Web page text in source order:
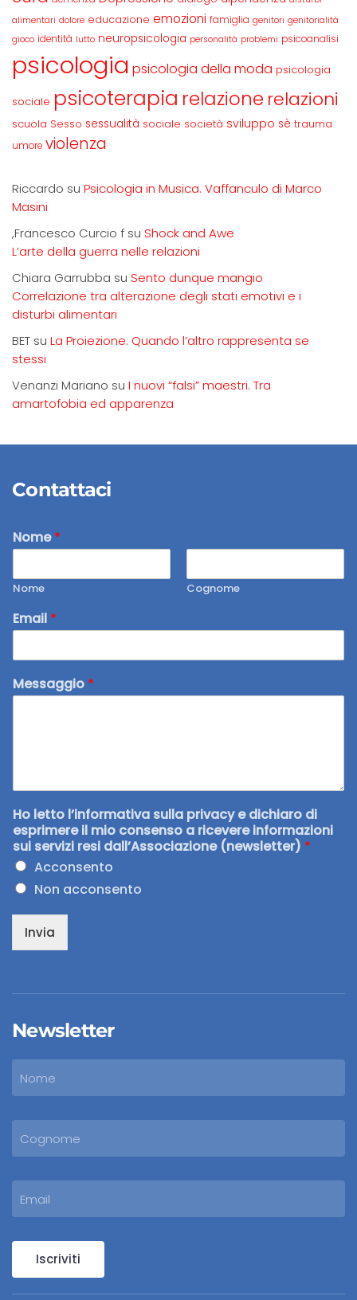
alimentari dolore educazione emozioni famiglia genitori genitorialità
gioco identità lutto neuropsicologia personalità problemi psicoanalisi
psicologia psicologia della moda psicologia
sociale psicoterapia relazione relazioni
scuola Sesso sessualità sociale società sviluppo sè trauma
umore violenza
Riccardo su Psicologia in Musica. Vaffanculo di Marco
Masini
,Francesco Curcio f su Shock and Awe
L’arte della guerra nelle relazioni
Chiara Garrubba su Sento dunque mangio
Correlazione tra alterazione degli stati emotivi e i
disturbi alimentari
BET su La Proiezione. Quando l’altro rappresenta se
stessi
Venanzi Mariano su I nuovi “falsi” maestri. Tra
amartofobia ed apparenza
Contattaci
Nome*
Nome Cognome
Email *
Messaggio *
Ho letto l’informativa sulla privacy e dichiaro di
esprimere il mio consenso a ricevere informazioni
sui servizi resi dall’Associazione (newsletter) *
Acconsento
Non acconsento
Invia
Newsletter
Iscriviti